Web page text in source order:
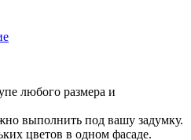
любого размера и
выполнить под вашу задумку.
цветов в одном фасаде.